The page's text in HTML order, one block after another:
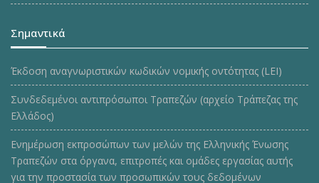
Σημαντικά
Έκδοση αναγνωριστικών κωδικών νομικής οντότητας (LEI)
Συνδεδεμένοι αντιπρόσωποι Τραπεζών (αρχείο Τράπεζας της
Ελλάδος)
Ενημέρωση εκπροσώπων των μελών της Ελληνικής Ένωσης
Τραπεζών στα όργανα, επιτροπές και ομάδες εργασίας αυτής
για την προστασία των προσωπικών τους δεδομένων